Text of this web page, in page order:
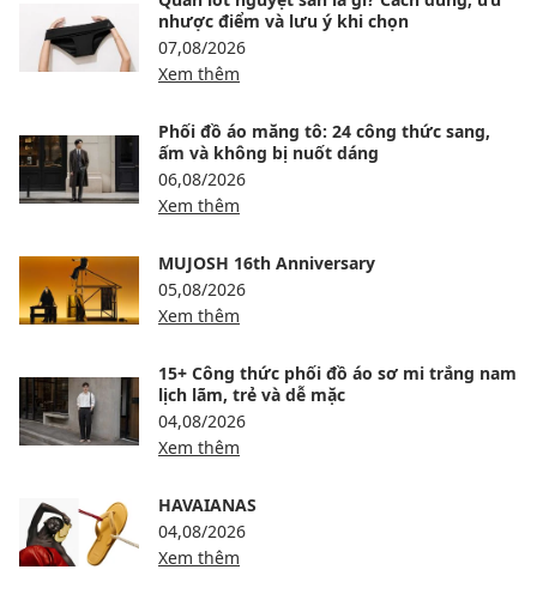
nhược điểm và lưu ý khi chọn
07,08/2026
Xem thêm
Phối đồ áo măng tô: 24 công thức sang,
ấm và không bị nuốt dáng
06,08/2026
Xem thêm
MUJOSH 16th Anniversary
05,08/2026
Xem thêm
15+ Công thức phối đồ áo sơ mi trắng nam
lịch lãm, trẻ và dễ mặc
04,08/2026
Xem thêm
HAVAIANAS
04,08/2026
Xem thêm